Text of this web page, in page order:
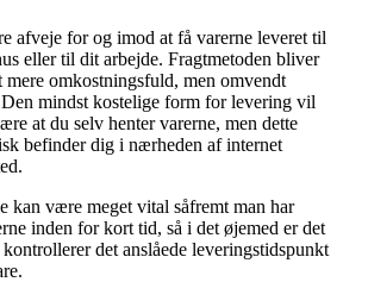
afveje for og imod at få varerne leveret til
eller til dit arbejde. Fragtmetoden bliver
mere omkostningsfuld, men omvendt
mindst kostelige form for levering vil
at du selv henter varerne, men dette
befinder dig i nærheden af internet
kan være meget vital såfremt man har
inden for kort tid, så i det øjemed er det
det anslåede leveringstidspunkt